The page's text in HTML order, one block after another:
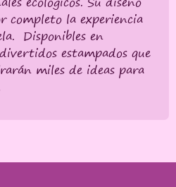
completo la experiencia
Disponibles en
estampados que
miles de ideas para